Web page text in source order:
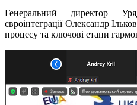
Генеральний директор
євроінтеграції Олександр
процесу та ключові етапи